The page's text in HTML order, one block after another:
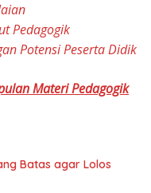
Pedagogik
Potensi Peserta Didik
Materi Pedagogik
Batas agar Lolos